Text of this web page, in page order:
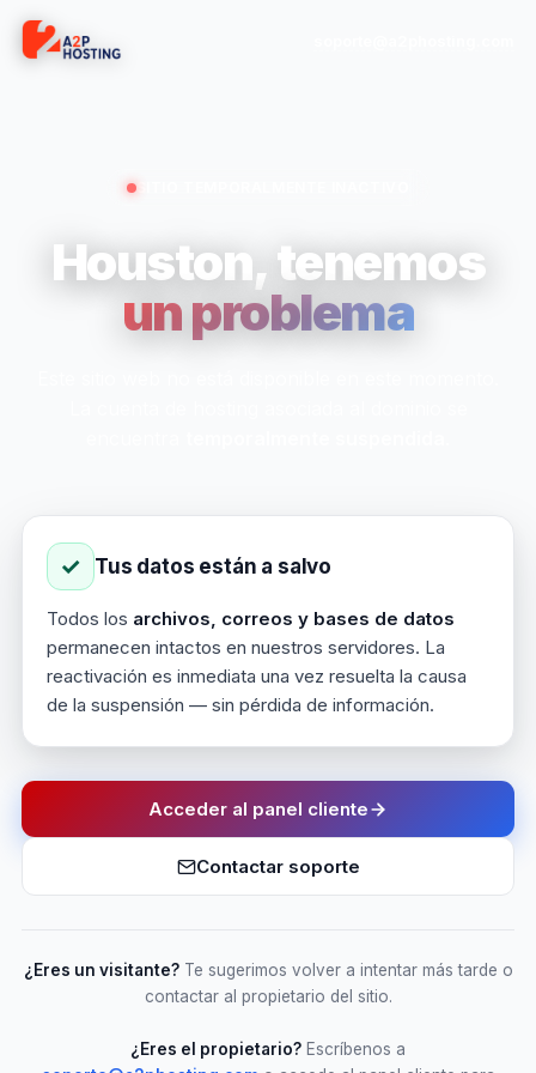
SITIO TEMPORALMENTE INACTIVO
Houston, tenemos
un problema
✓ Tus datos están a salvo
Todos los archivos, correos y bases de datos
permanecen intactos en nuestros servidores. La
reactivación es inmediata una vez resuelta la causa
de la suspensión — sin pérdida de información.
Acceder al panel cliente
Contactar soporte
¿Eres un visitante?Te sugerimos volver a intentar más tarde o
contactar al propietario del sitio.
¿Eres el propietario? Escríbenos a